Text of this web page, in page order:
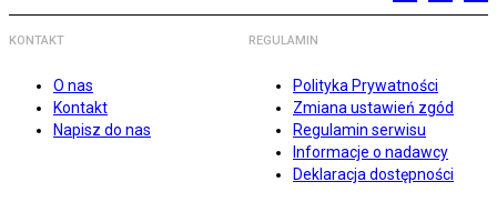
KONTAKT
O nas
Kontakt
Napisz do nas
REGULAMIN
Polityka Prywatności
Zmiana ustawień zgód
Regulamin serwisu
Informacje o nadawcy
Deklaracja dostępności